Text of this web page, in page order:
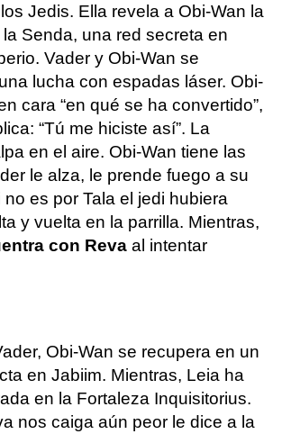
Jedis. Ella revela a Obi-Wan la
Senda, una red secreta en
Vader y Obi-Wan se
lucha con espadas láser. Obi-
cara “en qué se ha convertido”,
“Tú me hiciste así”. La
en el aire. Obi-Wan tiene las
le alza, le prende fuego a su
es por Tala el jedi hubiera
y vuelta en la parrilla. Mientras,
con Reva al intentar
Obi-Wan se recupera en un
en Jabiim. Mientras, Leia ha
en la Fortaleza Inquisitorius.
nos caiga aún peor le dice a la